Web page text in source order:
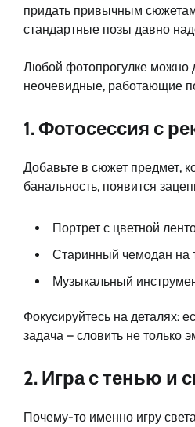
придать привычным
стандартные позы давно
Любой фотопрогулке можно
неочевидные, работающие
1. Фотосессия с
Добавьте в сюжет предмет,
банальность, появится
Портрет с цветной
Старинный чемодан на
Музыкальный
Фокусируйтесь на деталях:
задача – словить не только
2. Игра с тенью и
Почему-то именно игру